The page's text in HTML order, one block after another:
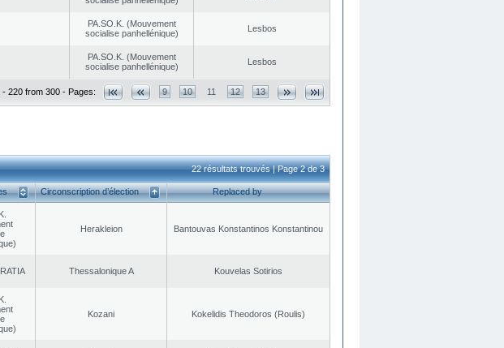
PA.SO.K. (Mouvement
socialise panhellénique)
Lesbos
PA.SO.K. (Mouvement
socialise panhellénique)
Lesbos
220 from 300 - Pages: 9 10 11 12 13
22 résultats trouvés | Page 2 de 3
Circonscription d’élection Replaced by
Herakleion Bantouvas Konstantinos Konstantinou
Thessalonique A Kouvelas Sotirios
Kozani Kokelidis Theodoros (Roulis)